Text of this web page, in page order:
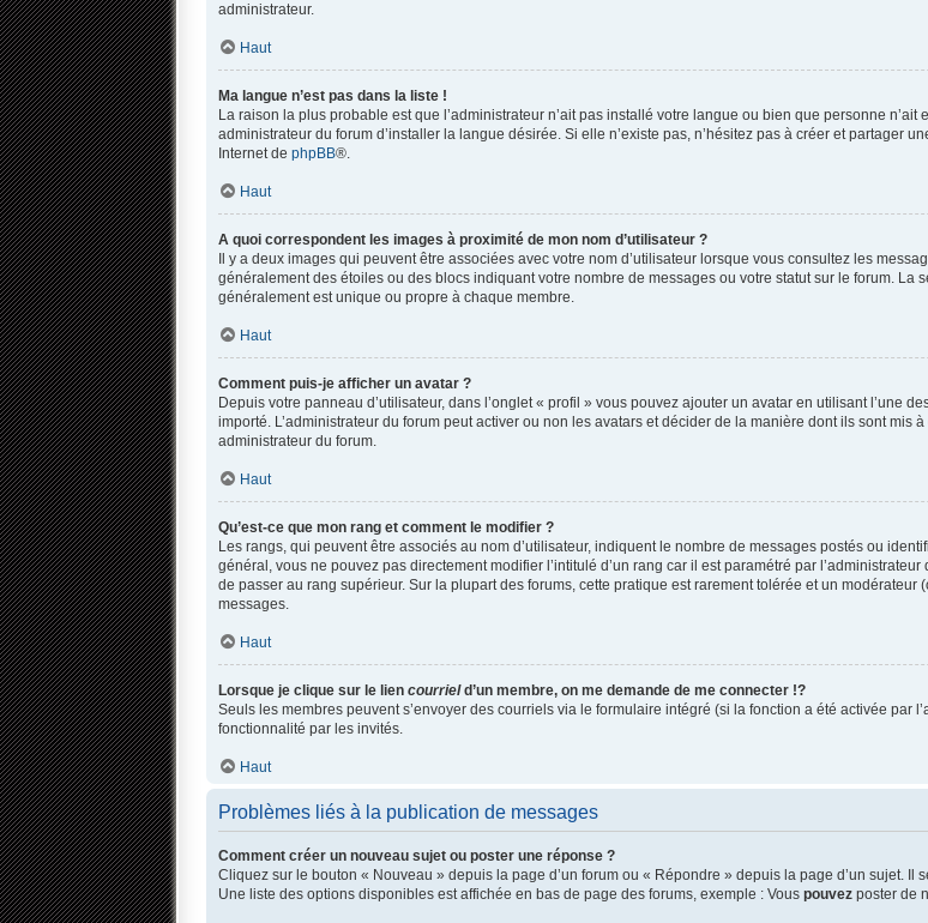
administrateur.
Haut
Ma langue n’est pas dans la liste !
La raison la plus probable est que l’administrateur n’ait pas installé votre langue ou bien que personne
administrateur du forum d’installer la langue désirée. Si elle n’existe pas, n’hésitez pas à créer et partager
Internet de phpBB®.
Haut
A quoi correspondent les images à proximité de mon nom d’utilisateur ?
Il y a deux images qui peuvent être associées avec votre nom d’utilisateur lorsque vous consultez les
généralement des étoiles ou des blocs indiquant votre nombre de messages ou votre statut sur le forum. La
généralement est unique ou propre à chaque membre.
Haut
Comment puis-je afficher un avatar ?
Depuis votre panneau d’utilisateur, dans l’onglet « profil » vous pouvez ajouter un avatar en utilisant l’une
importé. L’administrateur du forum peut activer ou non les avatars et décider de la manière dont ils sont mis
administrateur du forum.
Haut
Qu’est-ce que mon rang et comment le modifier ?
Les rangs, qui peuvent être associés au nom d’utilisateur, indiquent le nombre de messages postés ou
général, vous ne pouvez pas directement modifier l’intitulé d’un rang car il est paramétré par
de passer au rang supérieur. Sur la plupart des forums, cette pratique est rarement tolérée et un
messages.
Haut
Lorsque je clique sur le lien courrield’un membre, on me demande de me connecter !?
Seuls les membres peuvent s’envoyer des courriels via le formulaire intégré (si la fonction a été activée par
fonctionnalité par les invités.
Haut
Problèmes liés à la publication de messages
Comment créer un nouveau sujet ou poster une réponse ?
Cliquez sur le bouton « Nouveau » depuis la page d’un forum ou « Répondre » depuis la page d’un sujet.
Une liste des options disponibles est affichée en bas de page des forums, exemple : Vous pouvez poster de